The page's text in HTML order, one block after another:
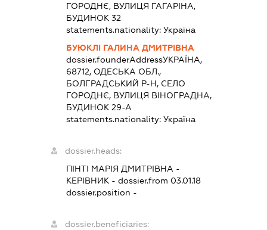
ГОРОДНЄ, ВУЛИЦЯ ГАГАРІНА,
БУДИНОК 32
statements.nationality: Україна
БУЮКЛІ ГАЛИНА ДМИТРІВНА
dossier.founderAddressУКРАЇНА,
68712, ОДЕСЬКА ОБЛ.,
БОЛГРАДСЬКИЙ Р-Н, СЕЛО
ГОРОДНЄ, ВУЛИЦЯ ВІНОГРАДНА,
БУДИНОК 29-А
statements.nationality: Україна
dossier.heads:
ПІНТІ МАРІЯ ДМИТРІВНА -
КЕРІВНИК- dossier.from 03.01.18
dossier.position -
dossier.beneficiaries: